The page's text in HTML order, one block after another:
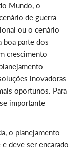
Mundo, o
de guerra
ou o cenário
boa parte dos
crescimento
inovadoras
oportunos. Para
importante
o planejamento
deve ser encarado